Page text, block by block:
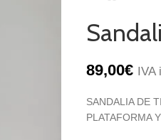
89,00€ IVA
SANDALIA DE
PLATAFORMA